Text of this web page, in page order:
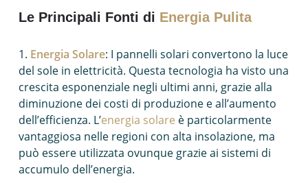
Le Principali Fonti di Energia Pulita
Energia Solare: I pannelli solari convertono la luce
del sole in elettricità. Questa tecnologia ha visto una
crescita esponenziale negli ultimi anni, grazie alla
diminuzione dei costi di produzione e all’aumento
dell’efficienza. L’energia solare è particolarmente
vantaggiosa nelle regioni con alta insolazione, ma
può essere utilizzata ovunque grazie ai sistemi di
accumulo dell’energia.